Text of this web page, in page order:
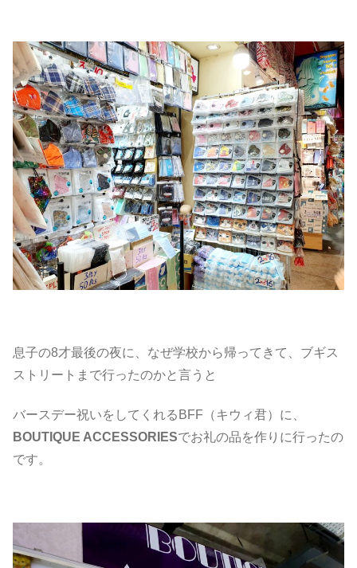
息子の8才最後の夜に、なぜ学校から帰ってきて、ブギス
ストリートまで行ったのかと言うと
バースデー祝いをしてくれるBFF（キウィ君）に、
BOUTIQUE ACCESSORIESでお礼の品を作りに行ったの
です。